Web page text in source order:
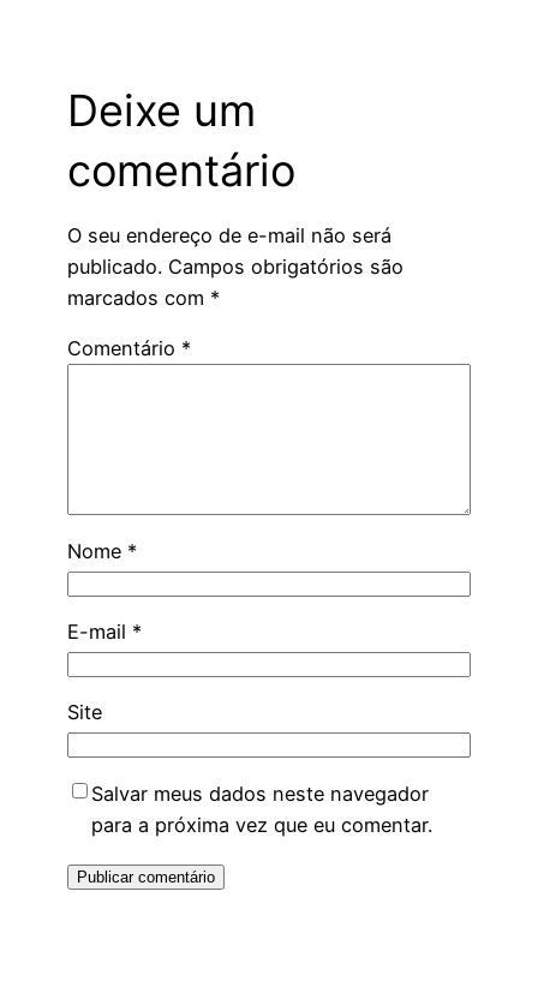
Deixe um
comentário
O seu endereço de e-mail não será
publicado. Campos obrigatórios são
marcados com *
Comentário *
Nome *
E-mail *
Site
Salvar meus dados neste navegador
para a próxima vez que eu comentar.